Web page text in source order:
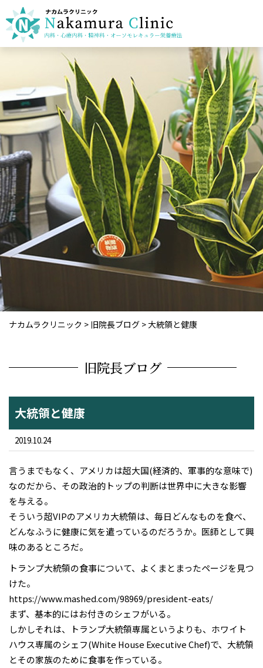
ナカムラクリニック > 旧院長ブログ >大統領と健康
旧院長ブログ
大統領と健康
2019.10.24
言うまでもなく、アメリカは超大国(経済的、軍事的な意味で)
なのだから、その政治的トップの判断は世界中に大きな影響
を与える。
そういう超VIPのアメリカ大統領は、毎日どんなものを食べ、
どんなふうに健康に気を遣っているのだろうか。医師として興
味のあるところだ。
トランプ大統領の食事について、よくまとまったページを見つ
けた。
https://www.mashed.com/98969/president-eats/
まず、基本的にはお付きのシェフがいる。
しかしそれは、トランプ大統領専属というよりも、ホワイト
ハウス専属のシェフ(White House Executive Chef)で、大統領
とその家族のために食事を作っている。